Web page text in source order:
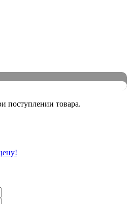
поступлении товара.